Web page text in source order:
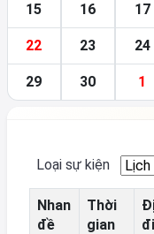
15 16 17
22 23 24
29 30 1
Loại sự kiện
Nhan
đề
Thời
gian